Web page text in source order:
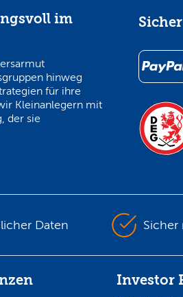
im
hinweg
für ihre
Kleinanlegern mit
der sie
Daten Sicher
Investor